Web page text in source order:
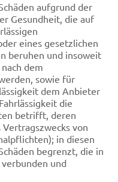
aufgrund der
Gesundheit, die auf
eines gesetzlichen
beruhen und insoweit
dem
sowie für
dem Anbieter
die
betrifft, deren
von
in diesen
begrenzt, die in
und